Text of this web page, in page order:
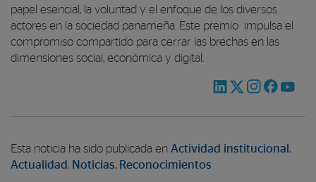
papel esencial, la voluntad y el enfoque de los diversos
actores en la sociedad panameña. Este premio impulsa el
compromiso compartido para cerrar las brechas en las
dimensiones social, económica y digital.
Esta noticia ha sido publicada en Actividad institucional ,
Actualidad, Noticias, Reconocimientos